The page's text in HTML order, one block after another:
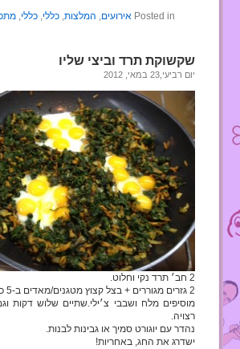
Posted in אירועים, המלצות, כללי, כללי,
שקשוקת תרד וביצי שליו
יום רביעי,23 במאי, 2012
2 חב׳ תרד נקי וחלוט.
2 גזרים מגוררים + בצל קצוץ מטגנים/מאדים ב-5 כפות שמן זית.
מוסיפים מלח ושבבי צ׳ילי.שתיים שלוש דקות
רצויה.
נהדר עם יוגורט סמיך או גבינות לבנות.
ישדרג את החג, באחריות!